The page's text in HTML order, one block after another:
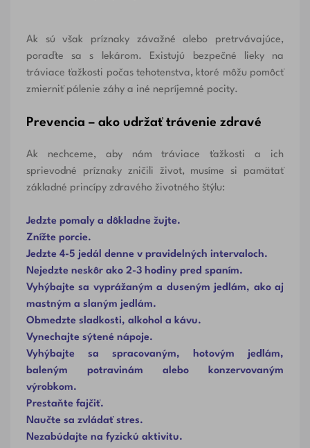
Ak sú však príznaky závažné alebo pretrvávajúce,
poraďte sa s lekárom. Existujú bezpečné lieky na
tráviace ťažkosti počas tehotenstva, ktoré môžu pomôcť
zmierniť pálenie záhy a iné nepríjemné pocity.
Prevencia – ako udržať trávenie zdravé
Ak nechceme, aby nám tráviace ťažkosti a ich
sprievodné príznaky zničili život, musíme si pamätať
základné princípy zdravého životného štýlu:
Jedzte pomaly a dôkladne žujte.
Znížte porcie.
Jedzte 4-5 jedál denne v pravidelných intervaloch.
Nejedzte neskôr ako 2-3 hodiny pred spaním.
Vyhýbajte sa vyprážaným a duseným jedlám, ako aj
mastným a slaným jedlám.
Obmedzte sladkosti, alkohol a kávu.
Vynechajte sýtené nápoje.
Vyhýbajte sa spracovaným, hotovým jedlám,
baleným potravinám alebo konzervovaným
výrobkom.
Prestaňte fajčiť.
Naučte sa zvládať stres.
Nezabúdajte na fyzickú aktivitu.